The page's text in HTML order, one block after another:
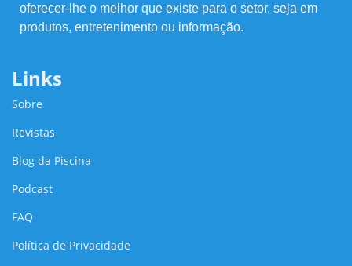
oferecer-lhe o melhor que existe para o setor, seja em
produtos, entretenimento ou informação.
Links
Sobre
Revistas
Blog da Piscina
Podcast
FAQ
Política de Privacidade